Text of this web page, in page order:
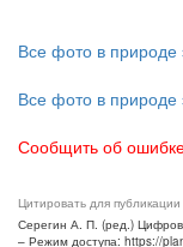
Все фото в природе
Все фото в природе
Сообщить об
Цитировать для публикации
Серегин А. П. (ред.)
– Режим доступа: https://